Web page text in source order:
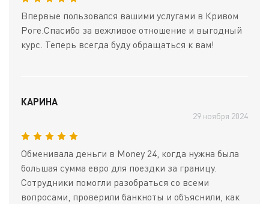
Впервые пользовался вашими услугами в Кривом
Роге.Спасибо за вежливое отношение и выгодный
курс. Теперь всегда буду обращаться к вам!
КАРИНА
29 ноября 2024
Обменивала деньги в Money 24, когда нужна была
большая сумма евро для поездки за границу.
Сотрудники помогли разобраться со всеми
вопросами, проверили банкноты и объяснили, как